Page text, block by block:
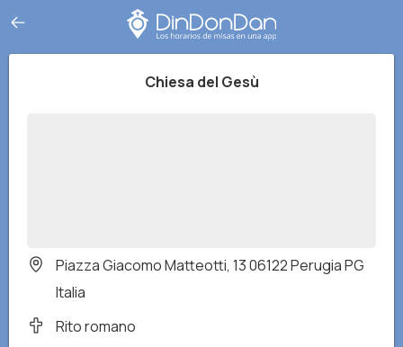
Chiesa del Gesù
Piazza Giacomo Matteotti, 13 06122 Perugia PG
Italia
Rito romano